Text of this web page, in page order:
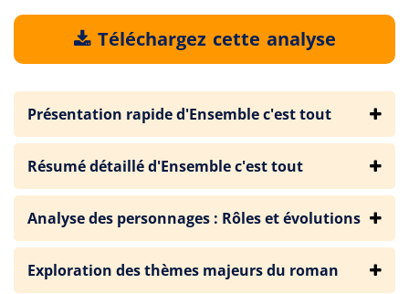
Téléchargez cette analyse
Présentation rapide d'Ensemble c'est tout
Résumé détaillé d'Ensemble c'est tout
Analyse des personnages : Rôles et évolutions
Exploration des thèmes majeurs du roman